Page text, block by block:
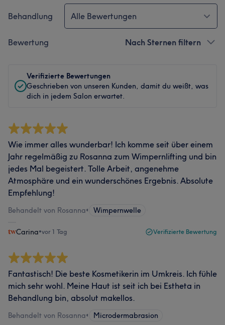
Behandlung Alle Bewertungen
Bewertung Nach Sternen filtern
Verifizierte Bewertungen
Geschrieben von unseren Kunden, damit du weißt, was
dich in jedem Salon erwartet.
Wie immer alles wunderbar! Ich komme seit über einem
Jahr regelmäßig zu Rosanna zum Wimpernlifting und bin
jedes Mal begeistert. Tolle Arbeit, angenehme
Atmosphäre und ein wunderschönes Ergebnis. Absolute
Empfehlung!
Behandelt von Rosanna• Wimpernwelle
Carina•vor 1 Tag Verifizierte Bewertung
Fantastisch! Die beste Kosmetikerin im Umkreis. Ich fühle
mich sehr wohl. Meine Haut ist seit ich bei Estheta in
Behandlung bin, absolut makellos.
Behandelt von Rosanna• Microdermabrasion